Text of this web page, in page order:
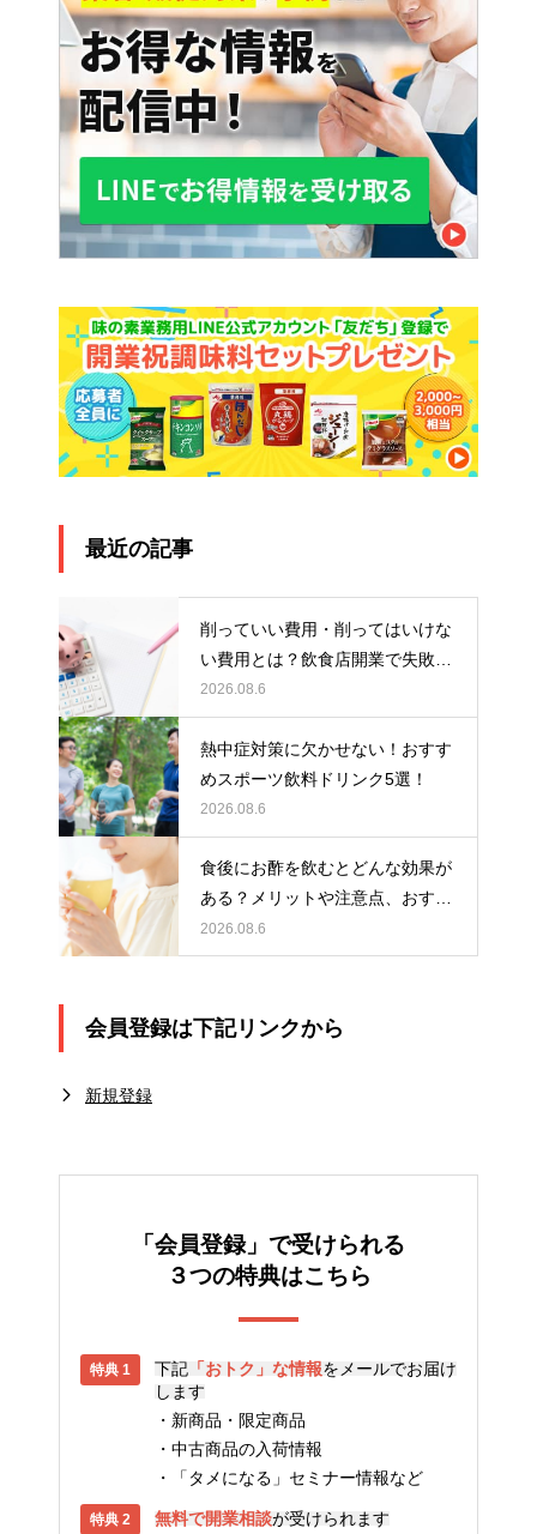
最近の記事
削っていい費用・削ってはいけな
い費用とは？飲食店開業で失敗し
ないお金の使い方
2026.08.6
熱中症対策に欠かせない！おすす
めスポーツ飲料ドリンク5選！
2026.08.6
食後にお酢を飲むとどんな効果が
ある？メリットや注意点、おすす
めの取り入れ方を紹介
2026.08.6
会員登録は下記リンクから
新規登録
「会員登録」で受けられる
３つの特典はこちら
下記 「おトク」な情報をメールでお届け
します
新商品・限定商品
中古商品の入荷情報
「タメになる」セミナー情報など
無料で開業相談が受けられます